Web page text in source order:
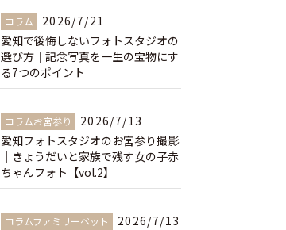
コラム
2026/7/21
愛知で後悔しないフォトスタジオの
選び方｜記念写真を一生の宝物にす
る7つのポイント
コラムお宮参り
2026/7/13
愛知フォトスタジオのお宮参り撮影
｜きょうだいと家族で残す女の子赤
ちゃんフォト【vol.2】
コラムファミリーペット
2026/7/13